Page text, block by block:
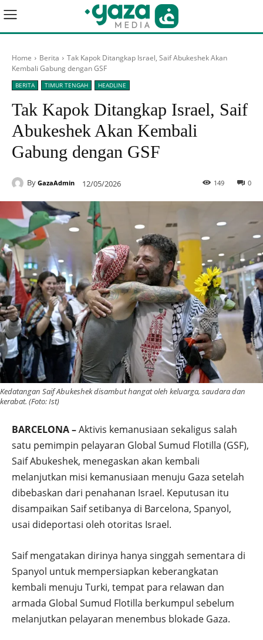
Home Berita
Tak Kapok Ditangkap Israel, Saif Abukeshek Akan
Kembali Gabung dengan GSF
BERITA TIMUR TENGAH HEADLINE
Tak Kapok Ditangkap Israel, Saif
Abukeshek Akan Kembali
Gabung dengan GSF
By GazaAdmin 12/05/2026 0
149
Kedatangan Saif Abukeshek disambut hangat oleh keluarga, saudara dan
kerabat. (Foto: Ist)
BARCELONA –Aktivis kemanusiaan sekaligus salah
satu pemimpin pelayaran Global Sumud Flotilla (GSF),
Saif Abukeshek, menegaskan akan kembali
melanjutkan misi kemanusiaan menuju Gaza setelah
dibebaskan dari penahanan Israel. Keputusan itu
disampaikan Saif setibanya di Barcelona, Spanyol,
usai dideportasi oleh otoritas Israel.
Saif mengatakan dirinya hanya singgah sementara di
Spanyol untuk mempersiapkan keberangkatan
kembali menuju Turki, tempat para relawan dan
armada Global Sumud Flotilla berkumpul sebelum
melanjutkan pelayaran menembus blokade Gaza.